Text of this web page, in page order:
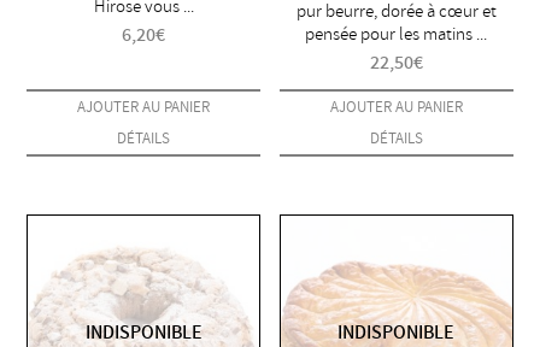
Hirose vous ...
6,20€
AJOUTER AU PANIER
DÉTAILS
pur beurre, dorée à cœur et
pensée pour les matins ...
22,50€
AJOUTER AU PANIER
DÉTAILS
INDISPONIBLE INDISPONIBLE